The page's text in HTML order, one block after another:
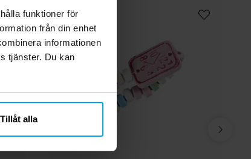
funktioner för
från din enhet
informationen
tjänster. Du kan
Tillåt alla